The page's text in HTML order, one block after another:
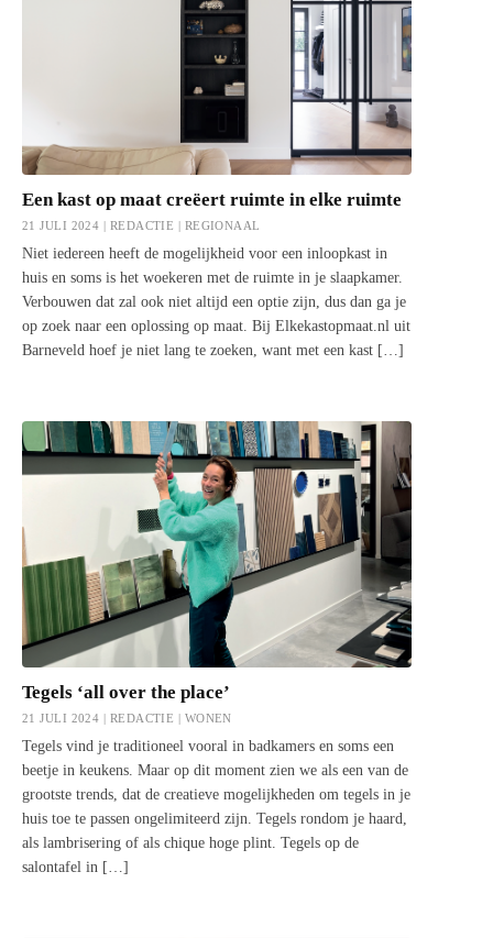
Een kast op maat creëert ruimte in elke ruimte
21 JULI 2024 | REDACTIE | REGIONAAL
Niet iedereen heeft de mogelijkheid voor een inloopkast in
huis en soms is het woekeren met de ruimte in je slaapkamer.
Verbouwen dat zal ook niet altijd een optie zijn, dus dan ga je
op zoek naar een oplossing op maat. Bij Elkekastopmaat.nl uit
Barneveld hoef je niet lang te zoeken, want met een kast […]
Tegels ‘all over the place’
21 JULI 2024 | REDACTIE | WONEN
Tegels vind je traditioneel vooral in badkamers en soms een
beetje in keukens. Maar op dit moment zien we als een van de
grootste trends, dat de creatieve mogelijkheden om tegels in je
huis toe te passen ongelimiteerd zijn. Tegels rondom je haard,
als lambrisering of als chique hoge plint. Tegels op de
salontafel in […]